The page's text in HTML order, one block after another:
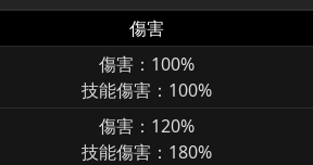
傷害
傷害：100%
技能傷害：100%
傷害：120%
技能傷害：180%